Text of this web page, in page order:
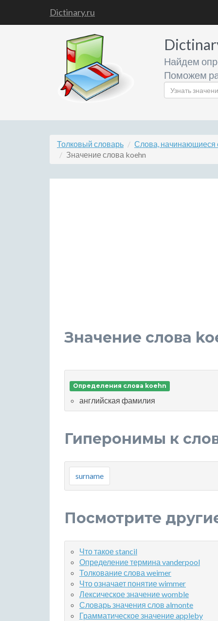
Dictinary.ru
Найдем
Поможем
Толковый словарь
Слова, начинающиеся
Значение слова koehn
Значение слова
Определения слова koehn
английская фамилия
Гиперонимы к
surname
Посмотрите
Что такое stancil
Определение термина vanderpool
Толкование слова weimer
Что означает понятие wimmer
Лексическое значение womble
Словарь значения слов almonte
Грамматическое значение appleby